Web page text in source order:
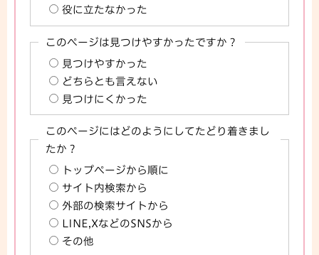
役に立たなかった
このページは見つけやすかったですか？
見つけやすかった
どちらとも言えない
見つけにくかった
このページにはどのようにしてたどり着きまし
たか？
トップページから順に
サイト内検索から
外部の検索サイトから
LINE,XなどのSNSから
その他